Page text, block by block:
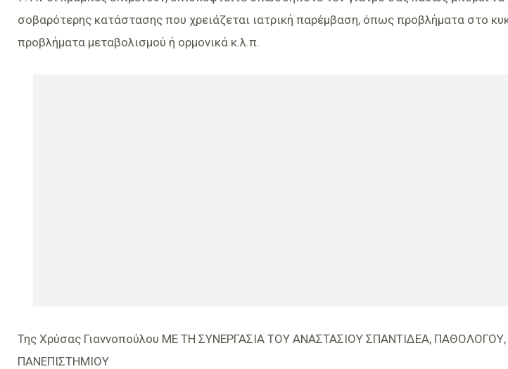
σοβαρότερης κατάστασης που χρειάζεται ιατρική παρέμβαση, όπως προβλήματα στο
προβλήματα μεταβολισμού ή ορμονικά κ.λ.π.
Της Χρύσας Γιαννοπούλου ΜΕ ΤΗ ΣΥΝΕΡΓΑΣΙΑ ΤΟΥ ΑΝΑΣΤΑΣΙΟΥ ΣΠΑΝΤΙΔΕΑ,
ΠΑΝΕΠΙΣΤΗΜΙΟΥ